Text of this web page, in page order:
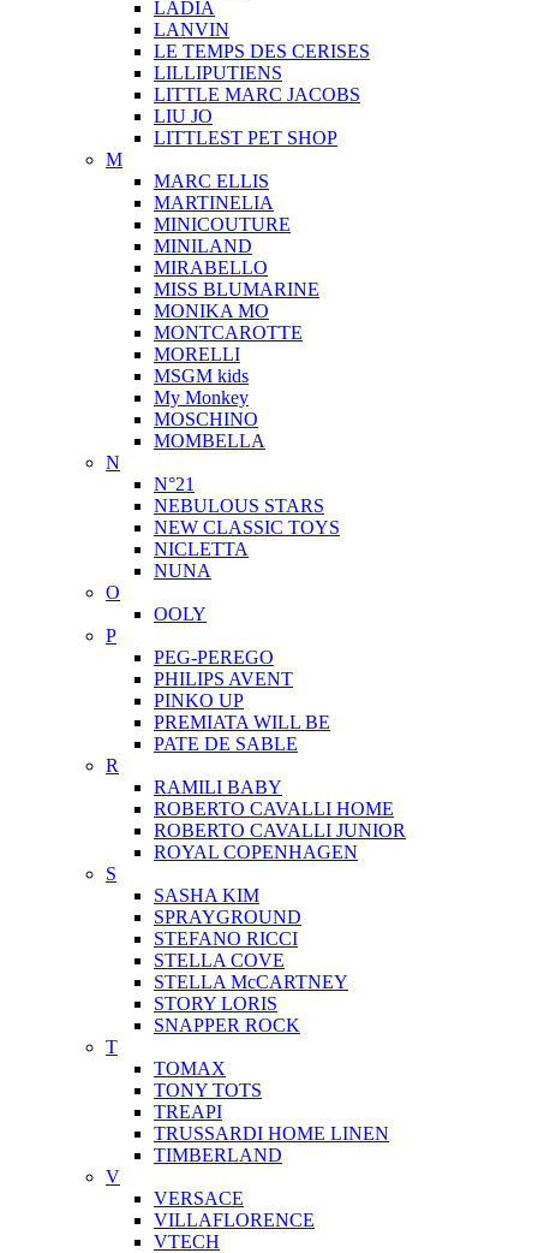
LADIA
LANVIN
LE TEMPS DES CERISES
LILLIPUTIENS
LITTLE MARC JACOBS
LIU JO
LITTLEST PET SHOP
M
MARC ELLIS
MARTINELIA
MINICOUTURE
MINILAND
MIRABELLO
MISS BLUMARINE
MONIKA MO
MONTCAROTTE
MORELLI
MSGM kids
My Monkey
MOSCHINO
MOMBELLA
N
N°21
NEBULOUS STARS
NEW CLASSIC TOYS
NICLETTA
NUNA
O
OOLY
P
PEG-PEREGO
PHILIPS AVENT
PINKO UP
PREMIATA WILL BE
PATE DE SABLE
R
RAMILI BABY
ROBERTO CAVALLI HOME
ROBERTO CAVALLI JUNIOR
ROYAL COPENHAGEN
S
SASHA KIM
SPRAYGROUND
STEFANO RICCI
STELLA COVE
STELLA McCARTNEY
STORY LORIS
SNAPPER ROCK
T
TOMAX
TONY TOTS
TREAPI
TRUSSARDI HOME LINEN
TIMBERLAND
V
VERSACE
VILLAFLORENCE
VTECH